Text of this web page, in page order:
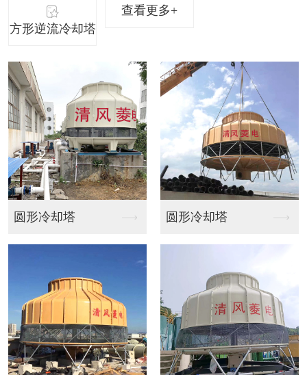
方形逆流冷却塔
查看更多+
塔 圆形冷却塔 方形橫流